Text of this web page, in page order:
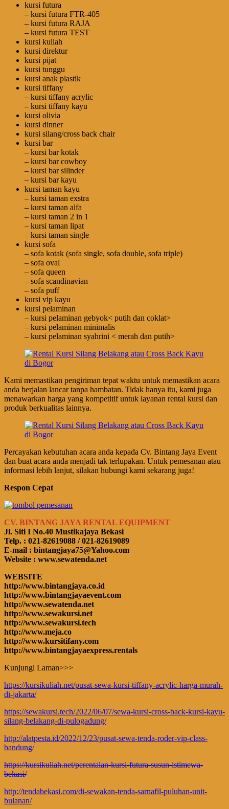
kursi futura
– kursi futura FTR-405
– kursi futura RAJA
– kursi futura TEST
kursi kuliah
kursi direktur
kursi pijat
kursi tunggu
kursi anak plastik
kursi tiffany
– kursi tiffany acrylic
– kursi tiffany kayu
kursi olivia
kursi dinner
kursi silang/cross back chair
kursi bar
– kursi bar kotak
– kursi bar cowboy
– kursi bar silinder
– kursi bar kayu
kursi taman kayu
– kursi taman exstra
– kursi taman alfa
– kursi taman 2 in 1
– kursi taman lipat
– kursi taman single
kursi sofa
– sofa kotak (sofa single, sofa double, sofa triple)
– sofa oval
– sofa queen
– sofa scandinavian
– sofa puff
kursi vip kayu
kursi pelaminan
– kursi pelaminan gebyok< putih dan coklat>
– kursi pelaminan minimalis
– kursi pelaminan syahrini < merah dan putih>
Kami memastikan pengiriman tepat waktu untuk memastikan acara
anda berjalan lancar tanpa hambatan. Tidak hanya itu, kami juga
menawarkan harga yang kompetitif untuk layanan rental kursi dan
produk berkualitas lainnya.
Percayakan kebutuhan acara anda kepada Cv. Bintang Jaya Event
dan buat acara anda menjadi tak terlupakan. Untuk pemesanan atau
informasi lebih lanjut, silakan hubungi kami sekarang juga!
Respon Cepat
CV. BINTANG JAYA RENTAL EQUIPMENT
Jl. Siti I No.40 Mustikajaya Bekasi
Telp. : 021-82619088 / 021-82619089
E-mail : bintangjaya75@Yahoo.com
Website : www.sewatenda.net
WEBSITE
http://www.bintangjaya.co.id
http://www.bintangjayaevent.com
http://www.sewatenda.net
http://www.sewakursi.net
http://www.sewakursi.tech
http://www.meja.co
http://www.kursitifany.com
http://www.bintangjayaexpress.rentals
Kunjungi Laman>>>
https://kursikuliah.net/pusat-sewa-kursi-tiffany-acrylic-harga-murah-
di-jakarta/
https://sewakursi.tech/2022/06/07/sewa-kursi-cross-back-kursi-kayu-
silang-belakang-di-pulogadung/
http://alatpesta.id/2022/12/23/pusat-sewa-tenda-roder-vip-class-
bandung/
https://kursikuliah.net/perentalan-kursi-futura-susun-istimewa-
bekasi/
http://tendabekasi.com/di-sewakan-tenda-sarnafil-puluhan-unit-
bulanan/